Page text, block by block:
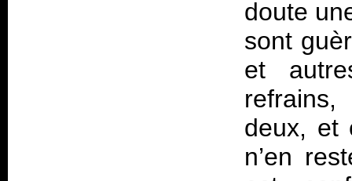
doute
sont
et
deux, et
n’en